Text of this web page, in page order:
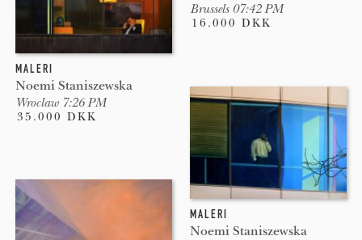
Brussels 07:42 PM
16.000 DKK
MALERI
Noemi Staniszewska
Wroclaw 7:26 PM
35.000 DKK
MALERI
Noemi Staniszewska